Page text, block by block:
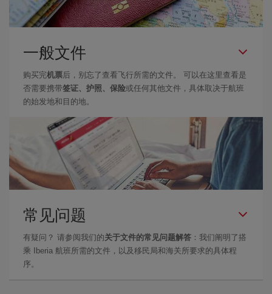
一般文件
购买完机票后，别忘了查看飞行所需的文件。 可以在这里查看是
否需要携带签证、护照、保险或任何其他文件，具体取决于航班
的始发地和目的地。
常见问题
有疑问？ 请参阅我们的关于文件的常见问题解答 ：我们阐明了搭
乘 Iberia 航班所需的文件，以及移民局和海关所要求的具体程
序。